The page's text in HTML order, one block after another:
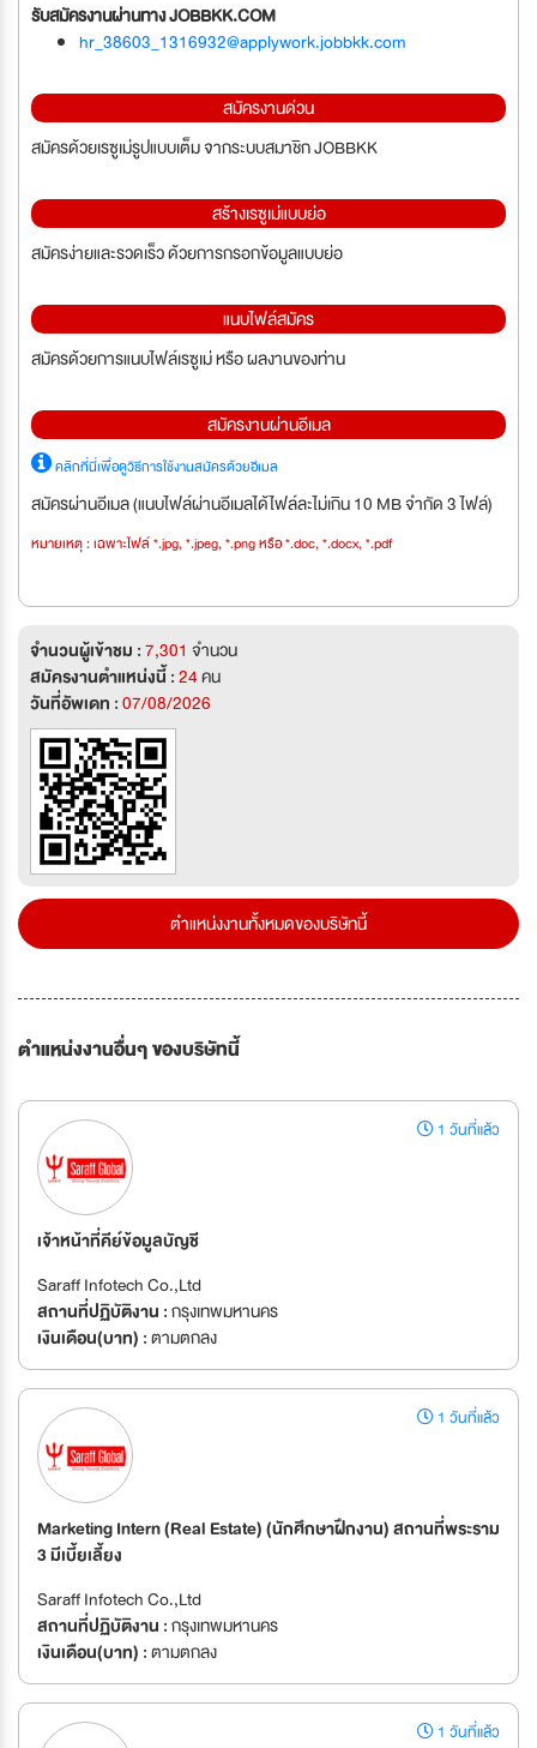
รับสมัครงานผ่านทาง JOBBKK.COM
hr_38603_1316932@applywork.jobbkk.com
สมัครงานด่วน
สมัครด้วยเรซูเม่รูปแบบเต็ม จากระบบสมาชิก JOBBKK
สร้างเรซูเม่แบบย่อ
สมัครง่ายและรวดเร็ว ด้วยการกรอกข้อมูลแบบย่อ
แนบไฟล์สมัคร
สมัครด้วยการแนบไฟล์เรซูเม่ หรือ ผลงานของท่าน
สมัครงานผ่านอีเมล
คลิกที่นี่เพื่อดูวิธีการใช้งานสมัครด้วยอีเมล
สมัครผ่านอีเมล (แนบไฟล์ผ่านอีเมลได้ไฟล์ละไม่เกิน 10 MB จำกัด 3 ไฟล์)
หมายเหตุ : เฉพาะไฟล์ *.jpg, *.jpeg, *.png หรือ *.doc, *.docx, *.pdf
จำนวนผู้เข้าชม :7,301 จำนวน
สมัครงานตำแหน่งนี้ :24คน
วันที่อัพเดท :07/08/2026
ตำแหน่งงานทั้งหมดของบริษัทนี้
ตำแหน่งงานอื่นๆ ของบริษัทนี้
1 วันที่แล้ว
เจ้าหน้าที่คีย์ข้อมูลบัญชี
Saraff Infotech Co.,Ltd
สถานที่ปฏิบัติงาน :กรุงเทพมหานคร
เงินเดือน(บาท) :ตามตกลง
1 วันที่แล้ว
Marketing Intern (Real Estate) (นักศึกษาฝึกงาน) สถานที่พระราม
3 มีเบี้ยเลี้ยง
Saraff Infotech Co.,Ltd
สถานที่ปฏิบัติงาน :กรุงเทพมหานคร
เงินเดือน(บาท) :ตามตกลง
1 วันที่แล้ว